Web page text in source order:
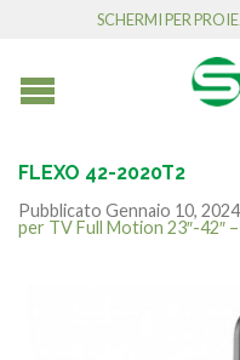
SCHERMI PER
FLEXO 42-2020T2
Pubblicato Gennaio 10, 2024
per TV Full Motion 23″-42″